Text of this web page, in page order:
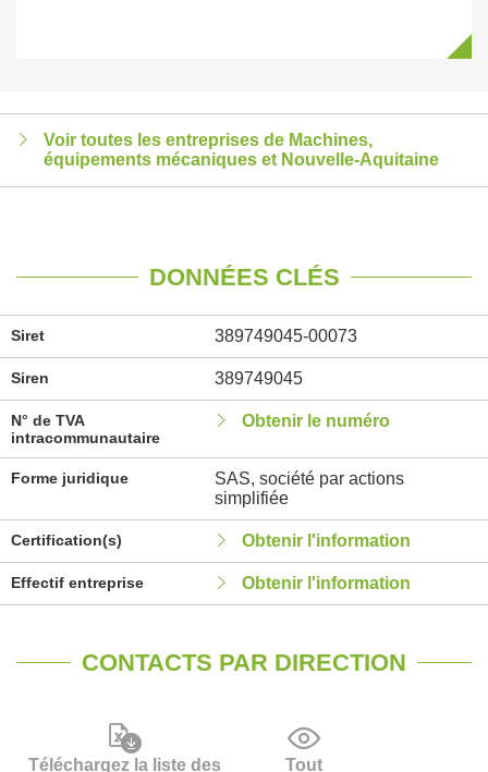
Voir toutes les entreprises de Machines,
équipements mécaniques et Nouvelle-Aquitaine
DONNÉES CLÉS
Siret 389749045-00073
Siren 389749045
N° de TVA
intracommunautaire
Obtenir le numéro
Forme juridique
SAS, société par actions
simplifiée
Certification(s) Obtenir l'information
Effectif entreprise Obtenir l'information
CONTACTS PAR DIRECTION
Téléchargez la liste des
Tout